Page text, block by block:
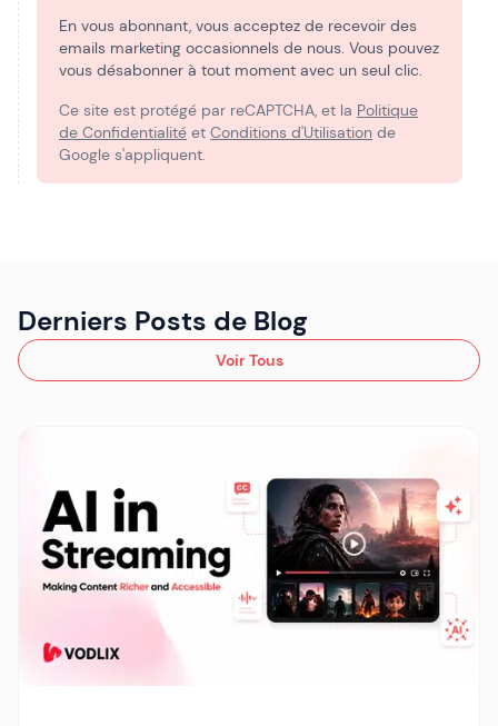
En vous abonnant, vous acceptez de recevoir des
emails marketing occasionnels de nous. Vous pouvez
vous désabonner à tout moment avec un seul clic.
Ce site est protégé par reCAPTCHA, et la Politique
de Confidentialité et Conditions d'Utilisation de
Google s'appliquent.
Derniers Posts de Blog
Voir Tous